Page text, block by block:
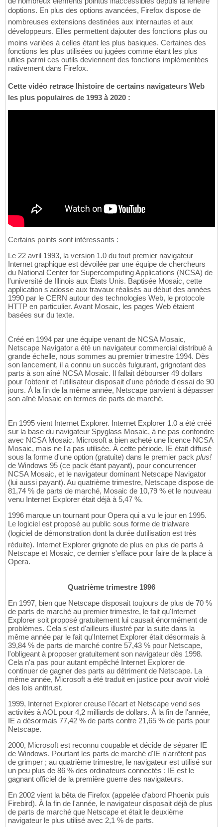
doptions. En plus des options avancées, Firefox dispose de
nombreuses extensions destinées aux internautes et aux
développeurs. Elles permettent dajouter des fonctions plus ou
moins variées à celles étant les plus basiques. Certaines des
fonctions les plus utilisées ou jugées comme étant les plus
utiles parmi ces outils deviennent des fonctions implémentées
nativement dans Firefox.
Cette vidéo retrace lhistoire de certains navigateurs Web
les plus populaires de 1993 à 2020 :
Certains points sont intéressants :
Le 22 avril 1993, la version 1.0 du tout premier navigateur
Internet graphique est dévoilée par une équipe de chercheurs
du National Center for Supercomputing Applications (NCSA) de
l'université de Illinois aux États Unis. Baptisée Mosaic, cette
application s'adosse aux travaux réalisés au début des années
1990 par le CERN autour des technologies Web, le protocole
HTTP en particulier. Avant Mosaic, les pages Web étaient
basées sur du texte.
Créé en 1994 par une équipe venant de NCSA Mosaic,
Netscape Navigator a été un navigateur commercial distribué à
grande échelle, nous sommes au premier trimestre 1994. Dès
son lancement, il a connu un succès fulgurant, grignotant des
parts à son aîné NCSA Mosaic. Il fallait débourser 49 dollars
pour l'obtenir et l'utilisateur disposait d'une période d'essai de 90
jours. À la fin de la même année, Netscape parvient à dépasser
son aîné Mosaic en termes de parts de marché.
En 1995 vient Internet Explorer. Internet Explorer 1.0 a été créé
sur la base du navigateur Spyglass Mosaic, à ne pas confondre
avec NCSA Mosaic. Microsoft a bien acheté une licence NCSA
Mosaic, mais ne l'a pas utilisée. À cette période, IE était diffusé
sous la forme d'une option (gratuite) dans le premier pack plus!
de Windows 95 (ce pack étant payant), pour concurrencer
NCSA Mosaic, et le navigateur dominant Netscape Navigator
(lui aussi payant). Au quatrième trimestre, Netscape dispose de
81,74 % de parts de marché, Mosaic de 10,79 % et le nouveau
venu Internet Explorer était déjà à 5,47 %.
1996 marque un tournant pour Opera qui a vu le jour en 1995.
Le logiciel est proposé au public sous forme de trialware
(logiciel de démonstration dont la durée dutilisation est très
réduite). Internet Explorer grignote de plus en plus de parts à
Netscape et Mosaic, ce dernier s'efface pour faire de la place à
Opera.
Quatrième trimestre 1996
En 1997, bien que Netscape disposait toujours de plus de 70 %
de parts de marché au premier trimestre, le fait qu'Internet
Explorer soit proposé gratuitement lui causait énormément de
problèmes. Cela s'est d'ailleurs illustré par la suite dans la
même année par le fait qu'Internet Explorer était désormais à
39,84 % de parts de marché contre 57,43 % pour Netscape,
l'obligeant à proposer gratuitement son navigateur dès 1998.
Cela n'a pas pour autant empêché Internet Explorer de
continuer de gagner des parts au détriment de Netscape. La
même année, Microsoft a été traduit en justice pour avoir violé
des lois antitrust.
1999, Internet Explorer creuse l'écart et Netscape vend ses
activités à AOL pour 4,2 milliards de dollars. À la fin de l'année,
IE a désormais 77,42 % de parts contre 21,65 % de parts pour
Netscape.
2000, Microsoft est reconnu coupable et décide de séparer IE
de Windows. Pourtant les parts de marché d'IE n'arrêtent pas
de grimper ; au quatrième trimestre, le navigateur est utilisé sur
un peu plus de 86 % des ordinateurs connectés : IE est le
gagnant officiel de la première guerre des navigateurs.
En 2002 vient la bêta de Firefox (appelée d'abord Phoenix puis
Firebird). À la fin de l'année, le navigateur disposait déjà de plus
de parts de marché que Netscape et était le deuxième
navigateur le plus utilisé avec 2,1 % de parts.